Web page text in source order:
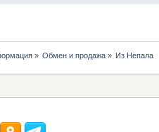
» Обмен и продажа » Из Непала